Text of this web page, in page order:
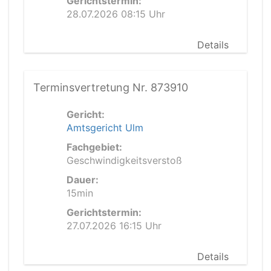
28.07.2026 08:15 Uhr
Details
Terminsvertretung Nr. 873910
Gericht:
Amtsgericht Ulm
Fachgebiet:
Geschwindigkeitsverstoß
Dauer:
15min
Gerichtstermin:
27.07.2026 16:15 Uhr
Details